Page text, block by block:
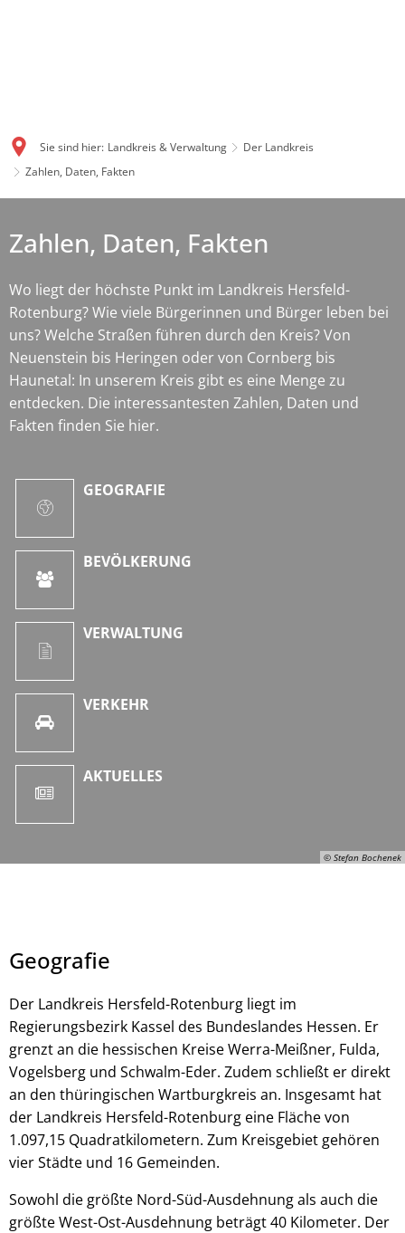
Sie sind hier: Landkreis & Verwaltung
Der Landkreis
Zahlen, Daten, Fakten
© Stefan Bochenek
© Stefan Bochenek
Zahlen, Daten, Fakten
Wo liegt der höchste Punkt im Landkreis Hersfeld-
Rotenburg? Wie viele Bürgerinnen und Bürger leben bei
uns? Welche Straßen führen durch den Kreis? Von
Neuenstein bis Heringen oder von Cornberg bis
Haunetal: In unserem Kreis gibt es eine Menge zu
entdecken. Die interessantesten Zahlen, Daten und
Fakten finden Sie hier.
GEOGRAFIE
BEVÖLKERUNG
VERWALTUNG
VERKEHR
AKTUELLES
Geografie
Der Landkreis Hersfeld-Rotenburg liegt im
Regierungsbezirk Kassel des Bundeslandes Hessen. Er
grenzt an die hessischen Kreise Werra-Meißner, Fulda,
Vogelsberg und Schwalm-Eder. Zudem schließt er direkt
an den thüringischen Wartburgkreis an. Insgesamt hat
der Landkreis Hersfeld-Rotenburg eine Fläche von
1.097,15 Quadratkilometern. Zum Kreisgebiet gehören
vier Städte und 16 Gemeinden.
Sowohl die größte Nord-Süd-Ausdehnung als auch die
größte West-Ost-Ausdehnung beträgt 40 Kilometer. Der